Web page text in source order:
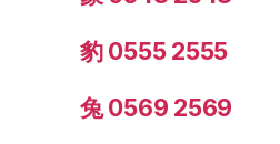
豹 0555 2555
兔 0569 2569